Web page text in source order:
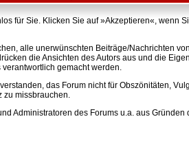
für Sie. Klicken Sie auf »Akzeptieren«, wenn
alle unerwünschten Beiträge/Nachrichten
die Ansichten des Autors aus und die
gemacht werden.
das Forum nicht für Obszönitäten,
zu missbrauchen.
Administratoren des Forums u.a. aus